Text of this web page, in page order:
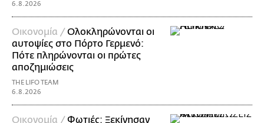
6.8.2026
Οικονομία /Ολοκληρώνονται οι
αυτοψίες στο Πόρτο Γερμενό:
Πότε πληρώνονται οι πρώτες
αποζημιώσεις
THE LIFO TEAM
6.8.2026
Οικονομία /Φωτιές: Ξεκίνησαν